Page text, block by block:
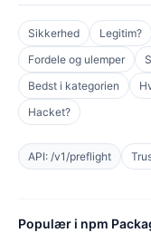
Sikkerhed Legitim?
Fordele og ulemper
Bedst i kategorien
Hacket?
API: /v1/preflight
Populær i npm